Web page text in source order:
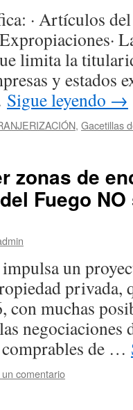
· Artículos
limita la
y estados
Sigue leyendo →
, Gacetillas
zonas de
Fuego NO
un
privada,
con muchas
de …
un comentario